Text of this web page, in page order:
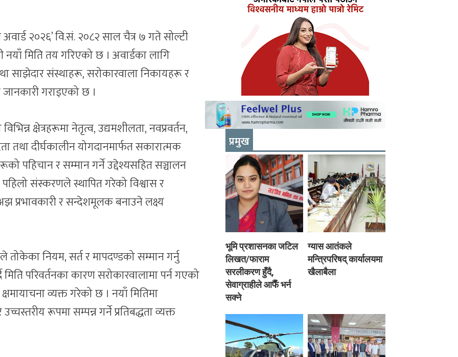
२०२६’ वि.सं. २०८२ साल चैत्र ७ गते सोल्टी
मिति तय गरिएको छ । अवार्डका लागि
साझेदार संस्थाहरू, सरोकारवाला निकायहरू र
गराइएको छ ।
क्षेत्रहरूमा नेतृत्व, उद्यमशीलता, नवप्रवर्तन,
तथा दीर्घकालीन योगदानमार्फत सकारात्मक
पहिचान र सम्मान गर्ने उद्देश्यसहित सञ्चालन
संस्करणले स्थापित गरेको विश्वास र
प्रभावकारी र सन्देशमूलक बनाउने लक्ष्य
नियम, सर्त र मापदण्डको सम्मान गर्नु
परिवर्तनका कारण सरोकारवालामा पर्न गएको
व्यक्त गरेको छ । नयाँ मितिमा
रूपमा सम्पन्न गर्ने प्रतिबद्धता व्यक्त
प्रमुख
भूमि प्रशासनका जटिल
लिखत/फाराम
सरलीकरण हुँदै,
सेवाग्राहीले आफैँ भर्न
सक्ने
ग्यास आतंकले
मन्त्रिपरिषद् कार्यालयमा
खैलाबैला